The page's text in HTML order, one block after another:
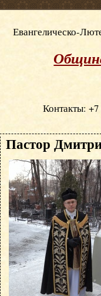
Евангелическо-
Контакты: +7
Пастор